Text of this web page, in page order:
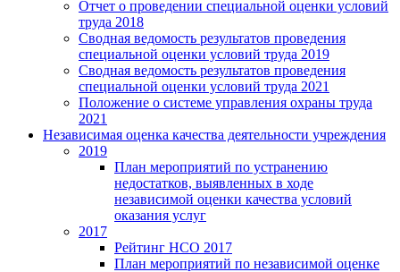
Отчет о проведении специальной оценки условий
труда 2018
Сводная ведомость результатов проведения
специальной оценки условий труда 2019
Сводная ведомость результатов проведения
специальной оценки условий труда 2021
Положение о системе управления охраны труда
2021
Независимая оценка качества деятельности учреждения
2019
План мероприятий по устранению
недостатков, выявленных в ходе
независимой оценки качества условий
оказания услуг
2017
Рейтинг НСО 2017
План мероприятий по независимой оценке